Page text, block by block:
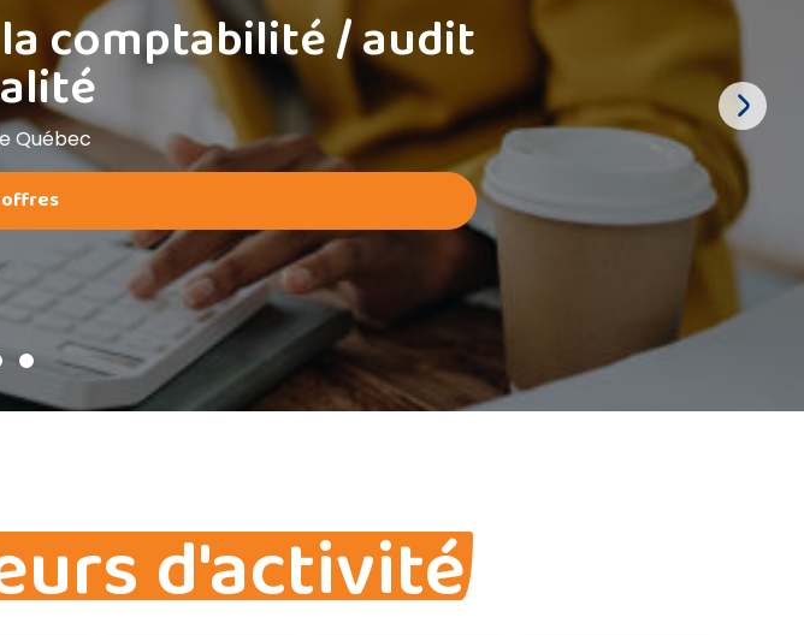
et logistique
comptabilité / audit
Québec
offres
d'activité